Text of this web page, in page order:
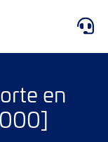
en